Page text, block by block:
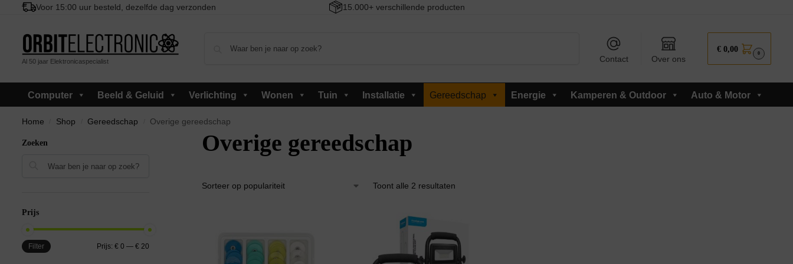
Voor 15:00 uur besteld, dezelfde dag verzonden 15.000+ verschillende producten
Al 50 jaar Elektronicaspecialist Contact Over ons
€ 0,00 0
Computer Beeld & Geluid Verlichting Wonen Tuin Installatie Gereedschap Energie Kamperen & Outdoor Auto & Motor
Home Shop Gereedschap Overige gereedschap
Overige gereedschap
Toont alle 2 resultaten
Zoeken
Prijs
Filter Prijs: € 0 — € 20